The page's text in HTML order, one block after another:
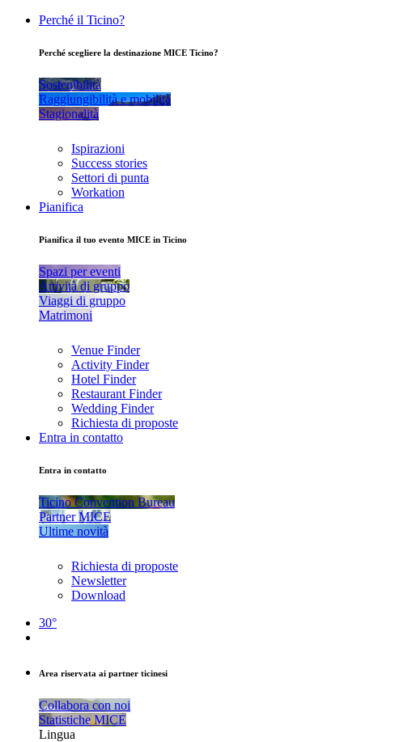
Perché il Ticino?
Perché scegliere la destinazione MICE Ticino?
Sostenibilità
Raggiungibilità e mobilità
Stagionalità
Ispirazioni
Success stories
Settori di punta
Workation
Pianifica
Pianifica il tuo evento MICE in Ticino
Spazi per eventi
Attività di gruppo
Viaggi di gruppo
Matrimoni
Venue Finder
Activity Finder
Hotel Finder
Restaurant Finder
Wedding Finder
Richiesta di proposte
Entra in contatto
Entra in contatto
Ticino Convention Bureau
Partner MICE
Ultime novità
Richiesta di proposte
Newsletter
Download
30°
Area riservata ai partner ticinesi
Collabora con noi
Statistiche MICE
Lingua